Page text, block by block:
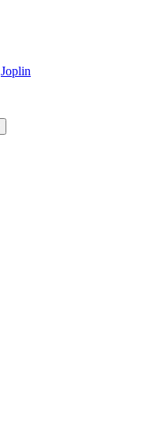
Joplin